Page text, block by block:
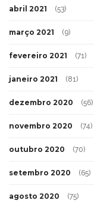
abril 2021 (53)
março 2021 (9)
fevereiro 2021 (71)
janeiro 2021 (81)
dezembro 2020 (56)
novembro 2020 (74)
outubro 2020 (70)
setembro 2020 (65)
agosto 2020 (75)